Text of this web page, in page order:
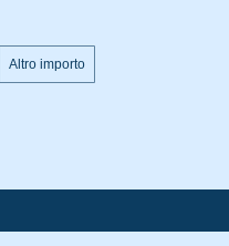
Altro importo